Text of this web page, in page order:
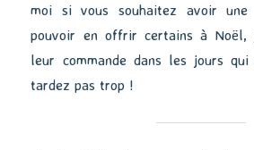
moi si vous souhaitez avoir une
pouvoir en offrir certains à Noël,
leur commande dans les jours
tardez pas trop !